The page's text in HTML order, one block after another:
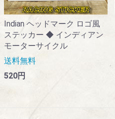
Indian ヘッドマーク ロゴ風
ステッカー ◆ インディアン
モーターサイクル
送料無料
520円